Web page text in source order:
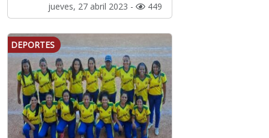
jueves, 27 abril 2023 - 449
DEPORTES